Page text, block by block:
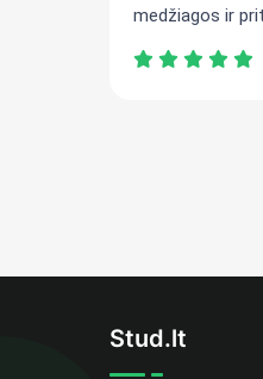
medžiagos ir
Stud.lt